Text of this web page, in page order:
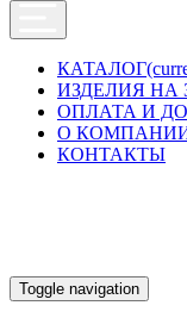
КАТАЛОГ
ИЗДЕЛИЯ НА
ОПЛАТА И
О
КОНТАКТЫ
Toggle navigation